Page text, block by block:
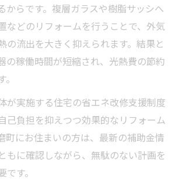
ームが暮らしに与える省エネ効果
ウンに役立つ窓リフォームのポイ
を検討する方必見の申請ポイント
ーム補助金申請の注意点と基本手
必要な書類と確認すべきポイント
請を成功させるための窓リフォー
からです。複層ガラスや樹脂サッシへ
などのリフォームを行うことで、外気
の流出を大きく抑えられます。結果と
の稼働時間が短縮され、光熱費の節約
が実施する住宅の省エネ改修支援制度
己負担を抑えつつ効果的なリフォーム
町にお住まいの方は、最新の補助金情
もに確認しながら、無駄のない計画を
す。